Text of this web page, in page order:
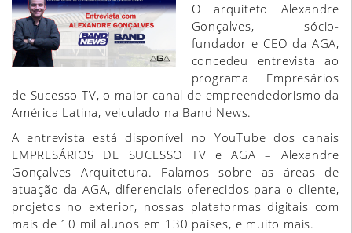
O arquiteto Alexandre
Gonçalves, sócio-
fundador e CEO da AGA,
concedeu entrevista ao
programa Empresários
de Sucesso TV, o maior canal de empreendedorismo da
América Latina, veiculado na Band News.
A entrevista está disponível no YouTube dos canais
EMPRESÁRIOS DE SUCESSO TV e AGA – Alexandre
Gonçalves Arquitetura. Falamos sobre as áreas de
atuação da AGA, diferenciais oferecidos para o cliente,
projetos no exterior, nossas plataformas digitais com
mais de 10 mil alunos em 130 países, e muito mais.